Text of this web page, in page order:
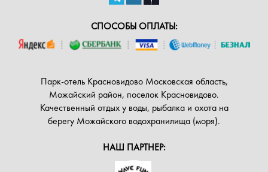
СПОСОБЫ ОПЛАТЫ:
Парк-отель Красновидово Московская область,
Можайский район, поселок Красновидово.
Качественный отдых у воды, рыбалка и охота на
берегу Можайского водохранилища (моря).
НАШ ПАРТНЕР: